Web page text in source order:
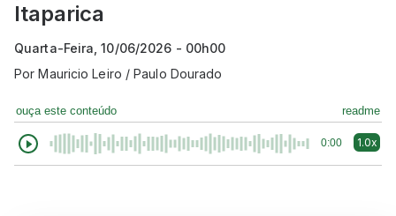
Itaparica
Quarta-Feira, 10/06/2026 - 00h00
PorMauricio Leiro / Paulo Dourado
ouça este conteúdo readme
0:00 1.0x